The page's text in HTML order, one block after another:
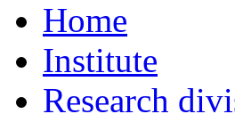
Home
Institute
Research